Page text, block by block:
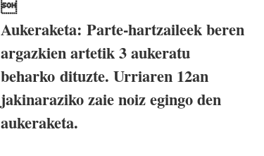

Aukeraketa: Parte-hartzaileek beren
argazkien artetik 3 aukeratu
beharko dituzte. Urriaren 12an
jakinaraziko zaie noiz egingo den
aukeraketa.